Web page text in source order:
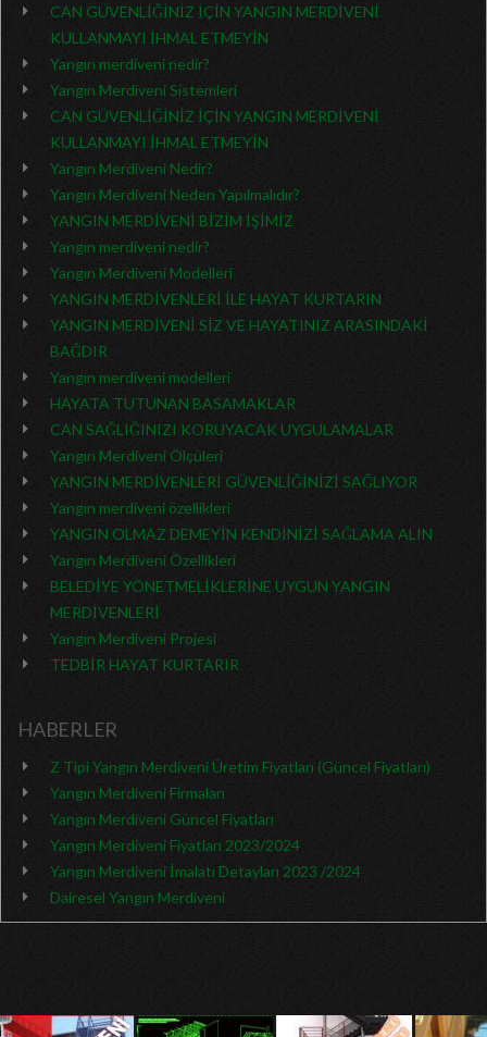
CAN GÜVENLİĞİNİZ İÇİN YANGIN MERDİVENİ
KULLANMAYI İHMAL ETMEYİN
Yangın merdiveni nedir?
Yangın Merdiveni Sistemleri
CAN GÜVENLİĞİNİZ İÇİN YANGIN MERDİVENİ
KULLANMAYI İHMAL ETMEYİN
Yangın Merdiveni Nedir?
Yangın Merdiveni Neden Yapılmalıdır?
YANGIN MERDİVENİ BİZİM İŞİMİZ
Yangın merdiveni nedir?
Yangın Merdiveni Modelleri
YANGIN MERDİVENLERİ İLE HAYAT KURTARIN
YANGIN MERDİVENİ SİZ VE HAYATINIZ ARASINDAKİ
BAĞDIR
Yangın merdiveni modelleri
HAYATA TUTUNAN BASAMAKLAR
CAN SAĞLIĞINIZI KORUYACAK UYGULAMALAR
Yangın Merdiveni Ölçüleri
YANGIN MERDİVENLERİ GÜVENLİĞİNİZİ SAĞLIYOR
Yangın merdiveni özellikleri
YANGIN OLMAZ DEMEYİN KENDİNİZİ SAĞLAMA ALIN
Yangın Merdiveni Özellikleri
BELEDİYE YÖNETMELİKLERİNE UYGUN YANGIN
MERDİVENLERİ
Yangın Merdiveni Projesi
TEDBİR HAYAT KURTARIR
HABERLER
Z Tipi Yangın Merdiveni Üretim Fiyatları (Güncel Fiyatları)
Yangın Merdiveni Firmaları
Yangın Merdiveni Güncel Fiyatları
Yangın Merdiveni Fiyatları 2023/2024
Yangın Merdiveni İmalatı Detayları 2023 /2024
Dairesel Yangın Merdiveni